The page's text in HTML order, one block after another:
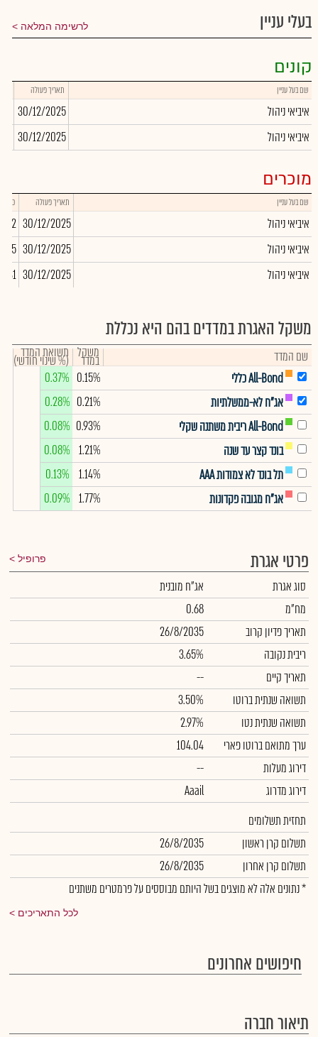
בעלי עניין לרשימה המלאה
קונים
שם בעל עניין תאריך פעולה
איביאי ניהול 30/12/2025
איביאי ניהול
30/12/2025
מוכרים
שם בעל עניין תאריך פעולה כמות
איביאי ניהול 30/12/2025
איביאי ניהול
30/12/2025
איביאי ניהול
30/12/2025
משקל האגרת במדדים בהם היא נכללת
שם המדד משקל
במדד תשואת המדד
(% שינוי חודשי)
All-Bond כללי
0.15%
0.37%
אג"ח לא-ממשלתיות
0.21%
0.28%
All-Bond ריבית משתנה שקלי
0.93%
0.08%
בונד קצר עד שנה
1.21%
0.08%
תל בונד לא צמודות AAA
1.14%
0.13%
אג"ח מגובה פקדונות
1.77%
0.09%
פרטי אגרת פרופיל
סוג אגרת
אג"ח מובנית
מח"מ
0.68
תאריך פדיון קרוב
26/8/2035
ריבית נקובה
3.65%
תאריך קיים
--
תשואה שנתית ברוטו
3.50%
תשואה שנתית נטו
2.97%
ערך מתואם ברוטו פארי
104.04
דירוג מעלות
--
דירוג מדרוג
Aaail
תחזית תשלומים
תשלום קרן ראשון
26/8/2035
תשלום קרן אחרון
26/8/2035
* נתונים אלה לא מוצגים בשל היותם מבוססים על פרמטרים משתנים
לכל התאריכים
חיפושים אחרונים
תיאור חברה